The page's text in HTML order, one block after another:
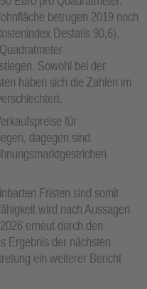
betrugen 2019 noch
Destatis 90,6),
Sowohl bei der
haben sich die Zahlen im
für
dagegen sind
Fristen sind somit
wird nach Aussagen
erneut durch den
Ergebnis der nächsten
ein weiterer Bericht